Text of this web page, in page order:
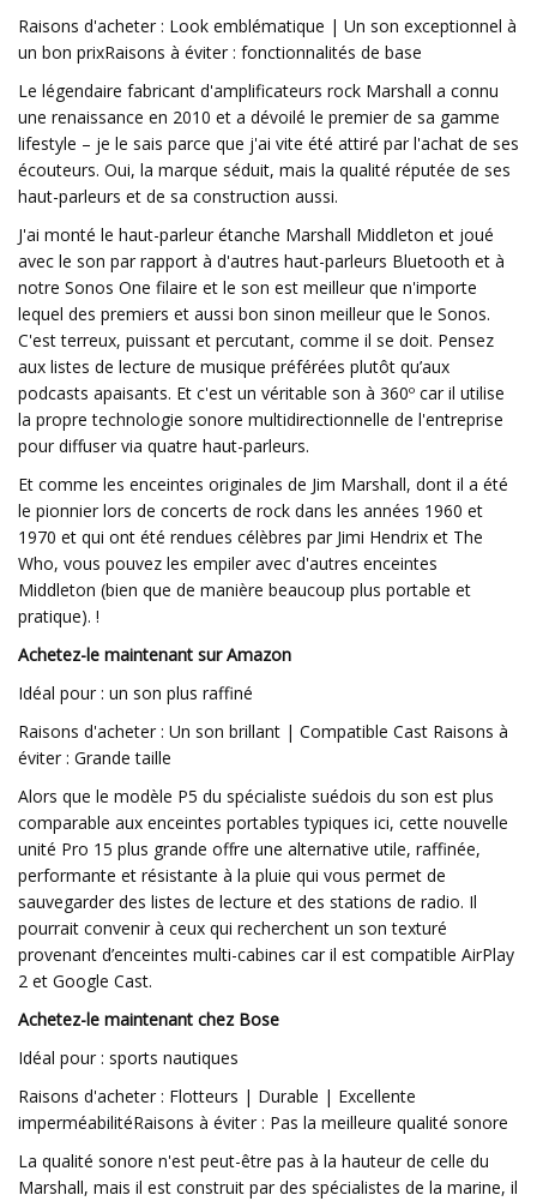
Raisons d'acheter : Look emblématique | Un son exceptionnel à
un bon prixRaisons à éviter : fonctionnalités de base
Le légendaire fabricant d'amplificateurs rock Marshall a connu
une renaissance en 2010 et a dévoilé le premier de sa gamme
lifestyle – je le sais parce que j'ai vite été attiré par l'achat de ses
écouteurs. Oui, la marque séduit, mais la qualité réputée de ses
haut-parleurs et de sa construction aussi.
J'ai monté le haut-parleur étanche Marshall Middleton et joué
avec le son par rapport à d'autres haut-parleurs Bluetooth et à
notre Sonos One filaire et le son est meilleur que n'importe
lequel des premiers et aussi bon sinon meilleur que le Sonos.
C'est terreux, puissant et percutant, comme il se doit. Pensez
aux listes de lecture de musique préférées plutôt qu’aux
podcasts apaisants. Et c'est un véritable son à 360º car il utilise
la propre technologie sonore multidirectionnelle de l'entreprise
pour diffuser via quatre haut-parleurs.
Et comme les enceintes originales de Jim Marshall, dont il a été
le pionnier lors de concerts de rock dans les années 1960 et
1970 et qui ont été rendues célèbres par Jimi Hendrix et The
Who, vous pouvez les empiler avec d'autres enceintes
Middleton (bien que de manière beaucoup plus portable et
pratique). !
Achetez-le maintenant sur Amazon
Idéal pour : un son plus raffiné
Raisons d'acheter : Un son brillant | Compatible Cast Raisons à
éviter : Grande taille
Alors que le modèle P5 du spécialiste suédois du son est plus
comparable aux enceintes portables typiques ici, cette nouvelle
unité Pro 15 plus grande offre une alternative utile, raffinée,
performante et résistante à la pluie qui vous permet de
sauvegarder des listes de lecture et des stations de radio. Il
pourrait convenir à ceux qui recherchent un son texturé
provenant d’enceintes multi-cabines car il est compatible AirPlay
2 et Google Cast.
Achetez-le maintenant chez Bose
Idéal pour : sports nautiques
Raisons d'acheter : Flotteurs | Durable | Excellente
imperméabilitéRaisons à éviter : Pas la meilleure qualité sonore
La qualité sonore n'est peut-être pas à la hauteur de celle du
Marshall, mais il est construit par des spécialistes de la marine, il